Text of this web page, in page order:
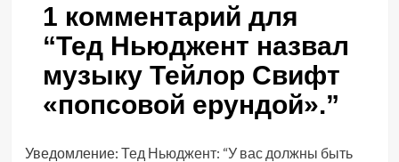
1 комментарий для
“Тед Ньюджент назвал
музыку Тейлор Свифт
«попсовой ерундой».”
Уведомление: Тед Ньюджент: “У вас должны быть